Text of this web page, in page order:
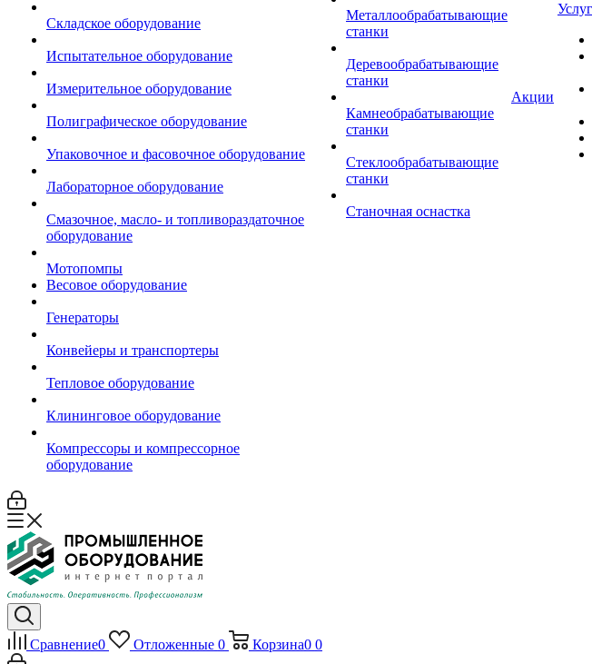
Складское оборудование
Испытательное оборудование
Измерительное оборудование
Полиграфическое оборудование
Упаковочное и фасовочное оборудование
Лабораторное оборудование
Смазочное, масло- и топливораздаточное
оборудование
Мотопомпы
Весовое оборудование
Генераторы
Конвейеры и транспортеры
Тепловое оборудование
Клининговое оборудование
Компрессоры и компрессорное
оборудование
Металлообрабатывающие
станки
Деревообрабатывающие
станки
Камнеобрабатывающие
станки
Стеклообрабатывающие
станки
Станочная оснастка
Акции
Сравнение0 Отложенные 0 Корзина0 0